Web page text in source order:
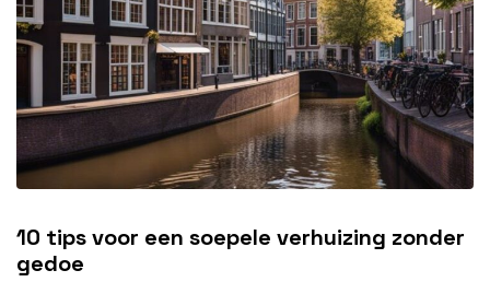
10 tips voor een soepele verhuizing zonder
gedoe